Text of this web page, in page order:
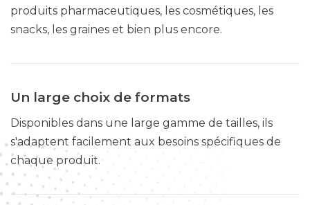
produits pharmaceutiques, les cosmétiques, les
snacks, les graines et bien plus encore.
Un large choix de formats
Disponibles dans une large gamme de tailles, ils
s'adaptent facilement aux besoins spécifiques de
chaque produit.